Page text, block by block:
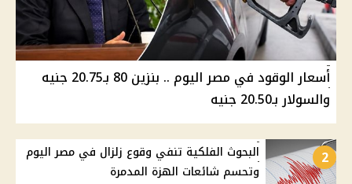
أسعار الوقود في مصر اليوم .. بنزين 80 بـ20.75 جنيه
والسولار بـ20.50 جنيه
2
البحوث الفلكية تنفي وقوع زلزال في مصر اليوم
وتحسم شائعات الهزة المدمرة